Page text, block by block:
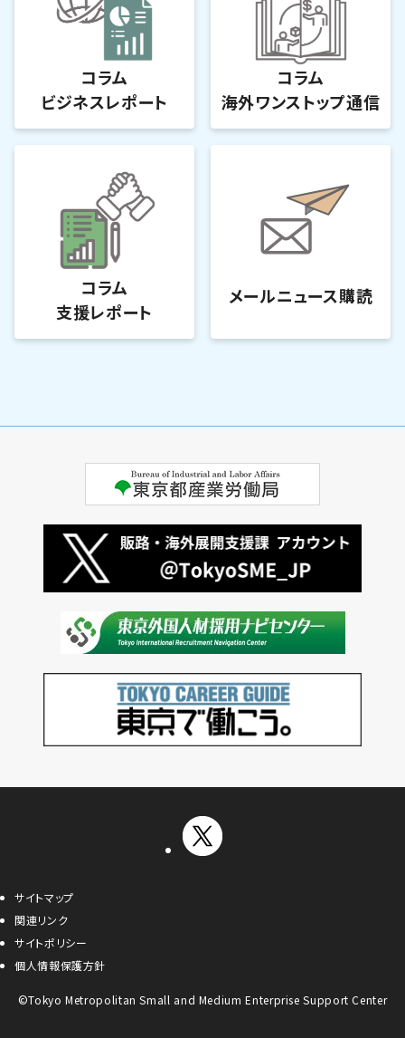
コラム
ビジネスレポート
コラム
海外ワンストップ通信
コラム
支援レポート
メールニュース購読
サイトマップ
関連リンク
サイトポリシー
個人情報保護方針
©Tokyo Metropolitan Small and Medium Enterprise Support Center